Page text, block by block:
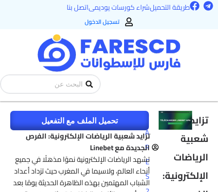
طريقة التحميلشراء كورسات يوديمىاتصل بنا T
e
F
a تسجيل الدخول
Search
تزايد
شعبية
الرياضات
الإلكترونية:
A
R
تحميل الملف مع التفعيل
تزايد شعبية الرياضات الإلكترونية: الفرص
الجديدة مع Linebet
تشهد الرياضات الإلكترونية نموًا مذهلًا في جميع
أنحاء العالم، ولاسيما في المغرب حيث تزداد أعداد
الشباب المهتمين بهذه الظاهرة الحديثة يومًا بعد